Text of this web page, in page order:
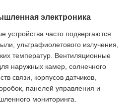
электроника
устройства часто подвергаются
ультрафиолетового излучения,
температур. Вентиляционные
наружных камер, солнечного
связи, корпусов датчиков,
панелей управления и
мониторинга.